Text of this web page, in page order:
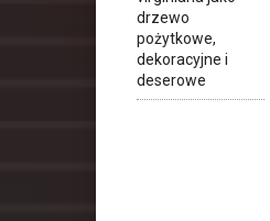
drzewo
pożytkowe,
dekoracyjne i
deserowe